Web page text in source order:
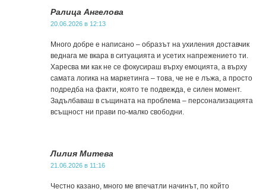
Ралица Ангелова
20.06.2026 в 12:13
Много добре е написано – образът на ухиления доставчик
веднага ме вкара в ситуацията и усетих напрежението ти.
Харесва ми как не се фокусираш върху емоцията, а върху
самата логика на маркетинга – това, че не е лъжа, а просто
подредба на факти, която те подвежда, е силен момент.
Задълбаваш в същината на проблема – персонализацията
всъщност ни прави по-малко свободни.
Лилия Митева
21.06.2026 в 11:16
Честно казано, много ме впечатли начинът, по който